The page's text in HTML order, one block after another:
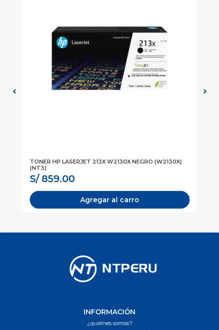
TONER HP LASERJET 213X W2130X NEGRO (W2130X)
(NT3)
S/ 859.00
Agregar al carro
INFORMACIÓN
¿quiénes somos?